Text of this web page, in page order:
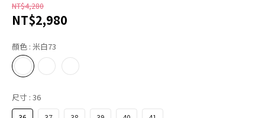
NT$4,280
NT$2,980
顏色 : 米白73
尺寸 : 36